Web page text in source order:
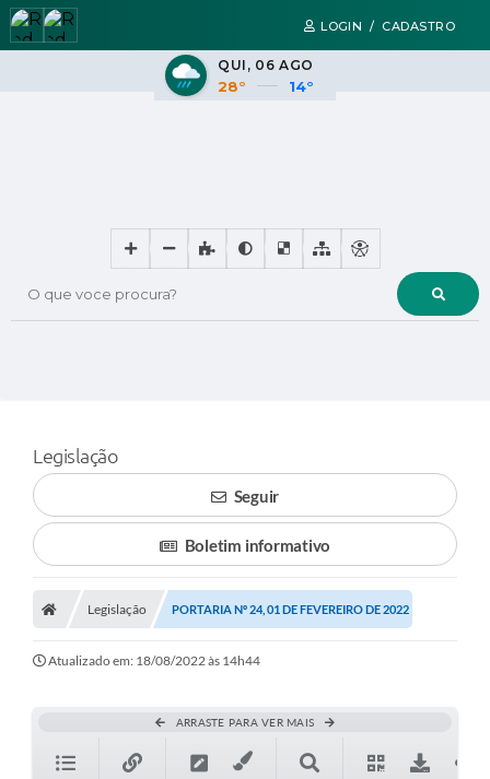
LOGIN / CADASTRO
O que voce procura?
QUI 06 AGO
28° 14°
Legislação
Seguir
Boletim informativo
Legislação PORTARIA Nº 24, 01 DE FEVEREIRO DE 2022
Atualizado em: 18/08/2022 às 14h44
ARRASTE PARA VER MAIS